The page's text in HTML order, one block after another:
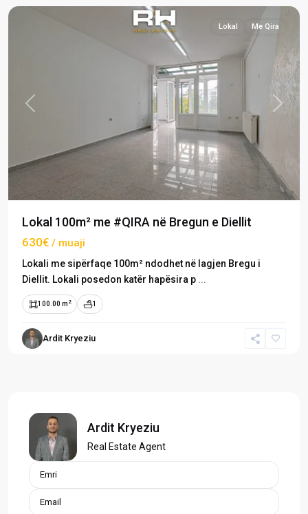
Previous Next
Lokal Me Qira
Lokal 100m² me #QIRA në Bregun e Diellit
630€ / muaji
Lokali me sipërfaqe 100m² ndodhet në lagjen Bregu i
Diellit. Lokali posedon katër hapësira p ...
100.00 m 2 1
Ardit Kryeziu
Ardit Kryeziu
Real Estate Agent